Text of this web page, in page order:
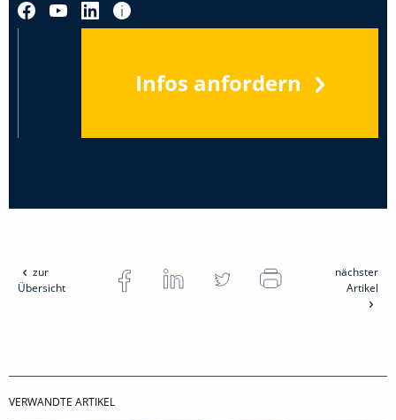
Infos anfordern
zur
Übersicht
nächster
Artikel
VERWANDTE ARTIKEL